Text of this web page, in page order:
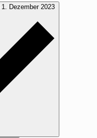
1. Dezember 2023